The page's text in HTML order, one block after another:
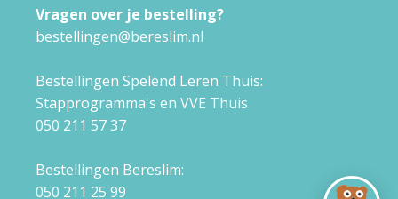
Vragen over je bestelling?
bestellingen@bereslim.nl
Bestellingen Spelend Leren Thuis:
Stapprogramma's en VVE Thuis
050 211 57 37
Bestellingen Bereslim:
050 211 25 99